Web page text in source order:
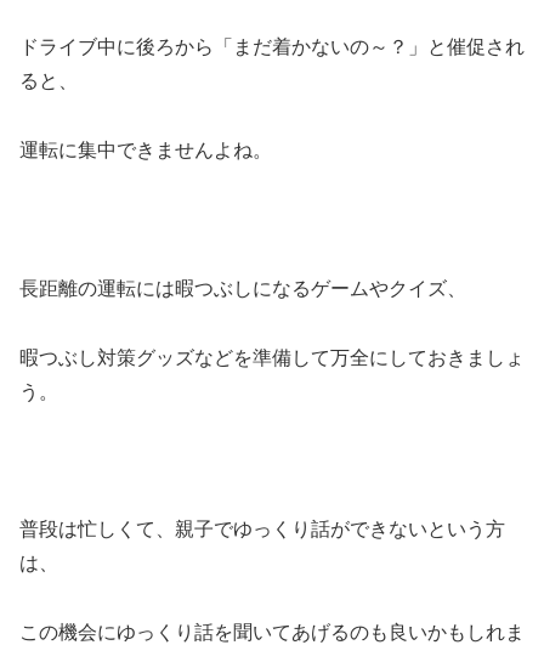
ドライブ中に後ろから「まだ着かないの～？」と催促され
ると、
運転に集中できませんよね。
長距離の運転には暇つぶしになるゲームやクイズ、
暇つぶし対策グッズなどを準備して万全にしておきましょ
う。
普段は忙しくて、親子でゆっくり話ができないという方
は、
この機会にゆっくり話を聞いてあげるのも良いかもしれま